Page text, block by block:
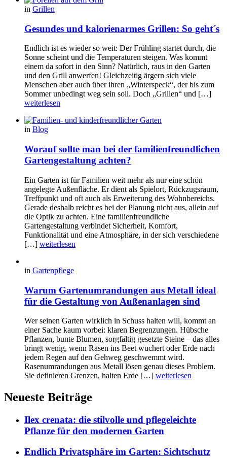
in Grillen
Gesundes und kalorienarmes Grillen: So geht´s
Endlich ist es wieder so weit: Der Frühling startet durch, die
Sonne scheint und die Temperaturen steigen. Was kommt
einem da sofort in den Sinn? Natürlich, raus in den Garten
und den Grill anwerfen! Gleichzeitig ärgern sich viele
Menschen aber auch über ihren „Winterspeck“, der bis zum
Sommer unbedingt weg sein soll. Doch „Grillen“ und […]
weiterlesen
in Blog
Worauf sollte man bei der familienfreundlichen
Gartengestaltung achten?
Ein Garten ist für Familien weit mehr als nur eine schön
angelegte Außenfläche. Er dient als Spielort, Rückzugsraum,
Treffpunkt und oft auch als Erweiterung des Wohnbereichs.
Gerade deshalb reicht es bei der Planung nicht aus, allein auf
die Optik zu achten. Eine familienfreundliche
Gartengestaltung verbindet Sicherheit, Komfort,
Funktionalität und eine Atmosphäre, in der sich verschiedene
[…] weiterlesen
in Gartenpflege
Warum Gartenumrandungen aus Metall ideal
für die Gestaltung von Außenanlagen sind
Wer seinen Garten wirklich in Schuss halten will, kommt an
einer Sache kaum vorbei: klaren Begrenzungen. Hübsche
Pflanzen, bunte Blumen, sorgfältig gesetzte Steine – das alles
bringt wenig, wenn Rasen ins Beet wuchert oder Erde nach
jedem Regen auf den Gehweg geschwemmt wird.
Rasenumrandungen aus Metall lösen genau dieses Problem.
Sie definieren Grenzen, halten Erde […] weiterlesen
Neueste Beiträge
Ilex crenata: die stilvolle und pflegeleichte
Pflanze für den modernen Garten
Endlich Privatsphäre im Garten: Sichtschutz